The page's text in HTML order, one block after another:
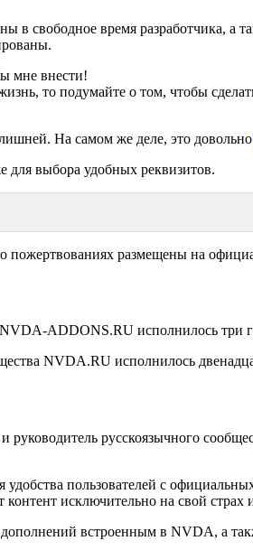
в свободное время разработчика, а
мне внести!
то подумайте о том, чтобы
На самом же деле, это довольно
для выбора удобных реквизитов.
пожертвованиях размещены на
NVDA-ADDONS.RU исполнилось три
NVDA.RU исполнилось
русскоязычного
удобства пользователей с
исключительно на свой страх
встроенным в NVDA, а